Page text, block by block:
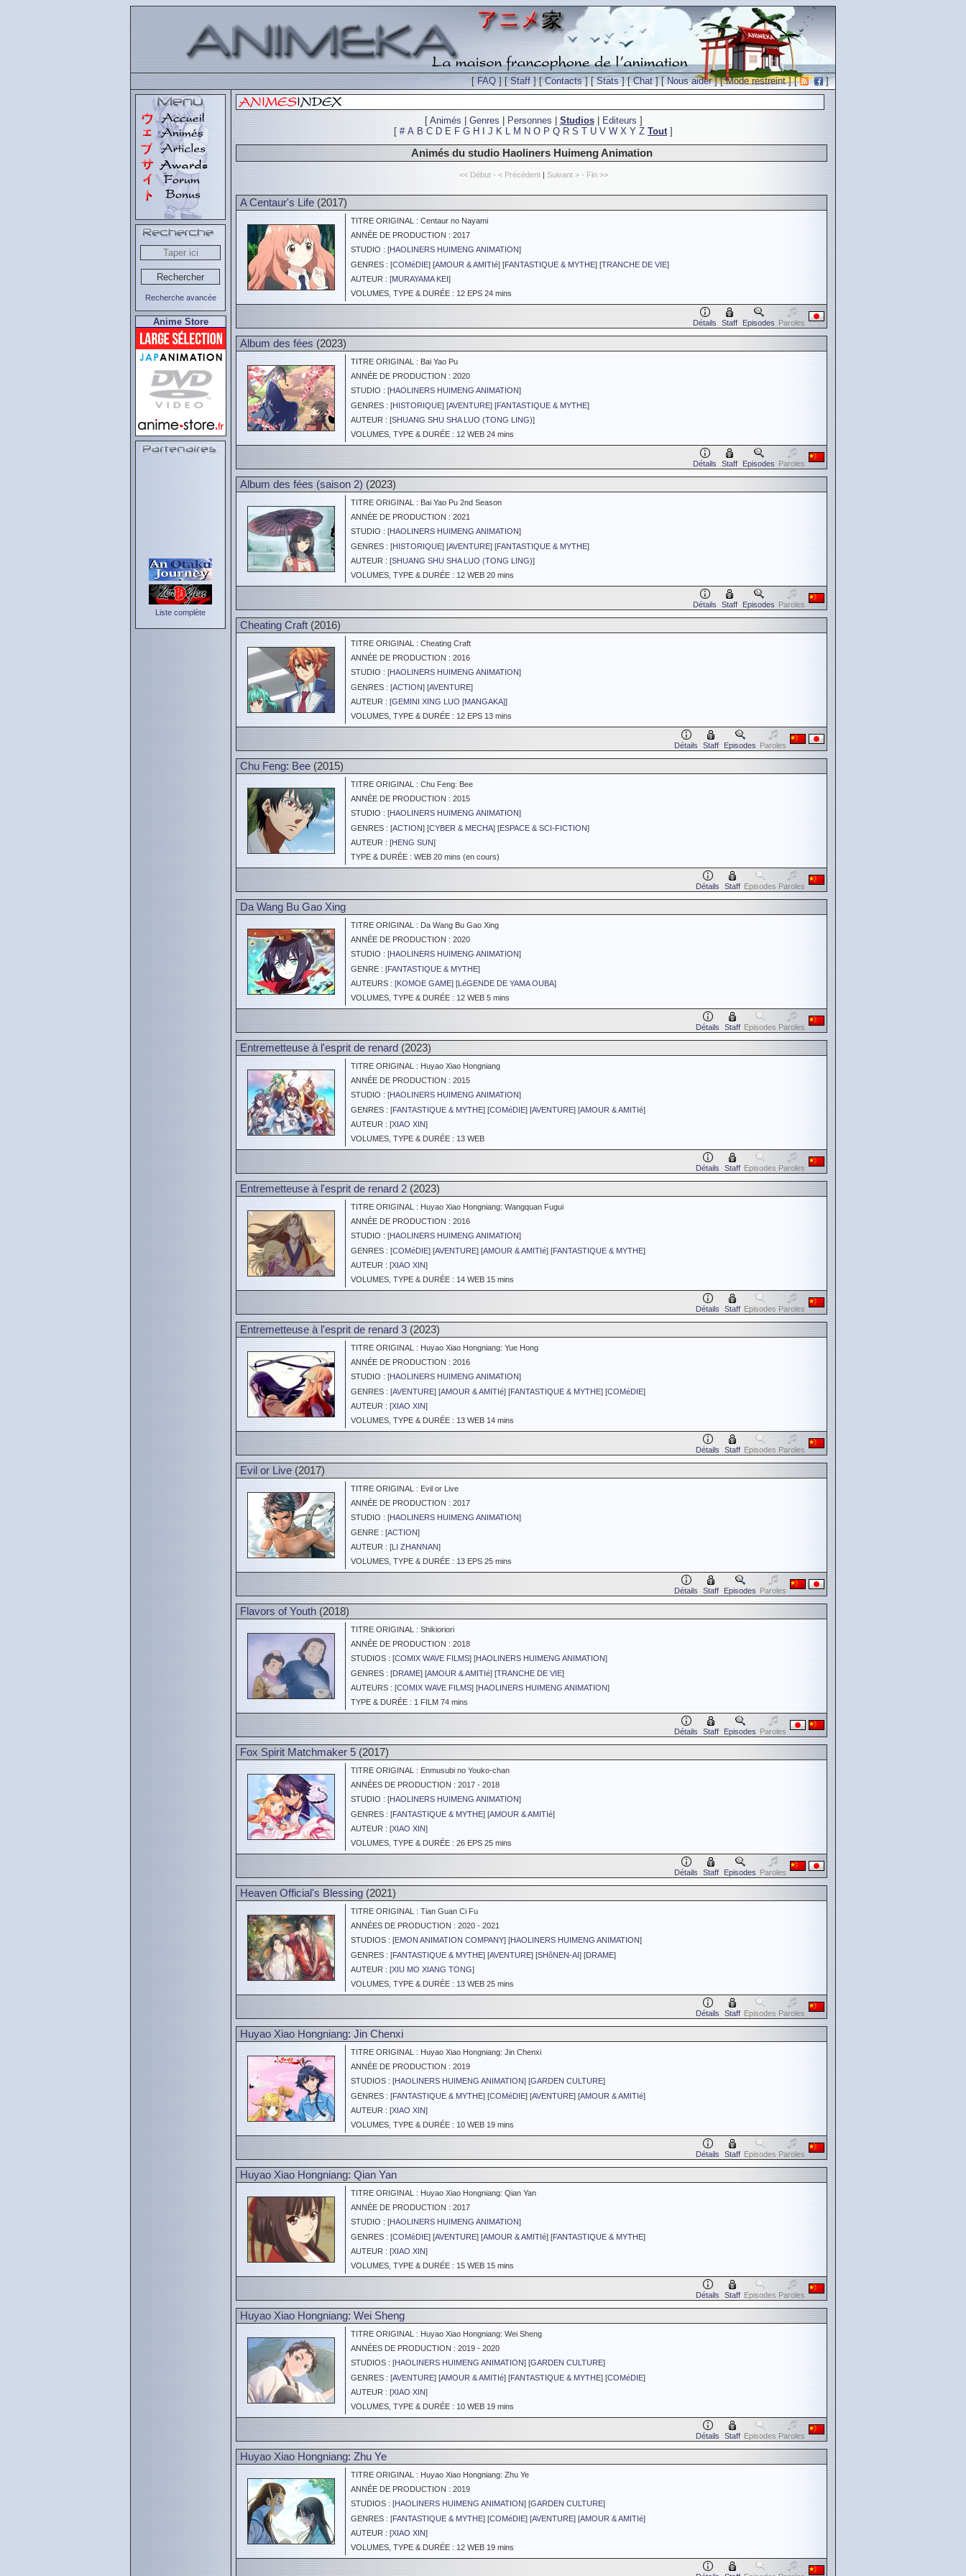
[FAQ ] [Staff ] [Contacts] [Stats] [Chat] [Nous aider] [Mode restreint] [ ]
Recherche avancée
Anime Store
Liste complète
[ Animés Genres Personnes Studios| Editeurs ]
[ # A B C D E F G H J K L M N O P Q R S T U V W X Y Z Tout]
Animés du studio Haoliners Huimeng Animation
<< Début - < Précédent | Suivant > - Fin >>
A Centaur's Life (2017)
TITRE ORIGINAL : Centaur no Nayami
ANNÉE DE PRODUCTION : 2017
STUDIO : [HAOLINERS HUIMENG ANIMATION]
GENRES : [COMéDIE] [AMOUR & AMITIé] [FANTASTIQUE & MYTHE] [TRANCHE DE VIE]
AUTEUR : [MURAYAMA KEI]
VOLUMES, TYPE & DURÉE : 12 EPS 24 mins
Détails Staff Episodes Paroles
Album des fées (2023)
TITRE ORIGINAL : Bai Yao Pu
ANNÉE DE PRODUCTION : 2020
STUDIO : [HAOLINERS HUIMENG ANIMATION]
GENRES : [HISTORIQUE] [AVENTURE] [FANTASTIQUE & MYTHE]
AUTEUR : [SHUANG SHU SHA LUO (TONG LING)]
VOLUMES, TYPE & DURÉE : 12 WEB 24 mins
Détails Staff Episodes Paroles
Album des fées (saison 2) (2023)
TITRE ORIGINAL : Bai Yao Pu 2nd Season
ANNÉE DE PRODUCTION : 2021
STUDIO : [HAOLINERS HUIMENG ANIMATION]
GENRES : [HISTORIQUE] [AVENTURE] [FANTASTIQUE & MYTHE]
AUTEUR : [SHUANG SHU SHA LUO (TONG LING)]
VOLUMES, TYPE & DURÉE : 12 WEB 20 mins
Détails Staff Episodes Paroles
Cheating Craft (2016)
TITRE ORIGINAL : Cheating Craft
ANNÉE DE PRODUCTION : 2016
STUDIO : [HAOLINERS HUIMENG ANIMATION]
GENRES : [ACTION] [AVENTURE]
AUTEUR : [GEMINI XING LUO [MANGAKA]]
VOLUMES, TYPE & DURÉE : 12 EPS 13 mins
Détails Staff Episodes Paroles
Chu Feng: Bee (2015)
TITRE ORIGINAL : Chu Feng: Bee
ANNÉE DE PRODUCTION : 2015
STUDIO : [HAOLINERS HUIMENG ANIMATION]
GENRES : [ACTION] [CYBER & MECHA] [ESPACE & SCI-FICTION]
AUTEUR : [HENG SUN]
TYPE & DURÉE : WEB 20 mins (en cours)
Détails Staff Episodes Paroles
Da Wang Bu Gao Xing
TITRE ORIGINAL : Da Wang Bu Gao Xing
ANNÉE DE PRODUCTION : 2020
STUDIO : [HAOLINERS HUIMENG ANIMATION]
GENRE : [FANTASTIQUE & MYTHE]
AUTEURS : [KOMOE GAME] [LéGENDE DE YAMA OUBA]
VOLUMES, TYPE & DURÉE : 12 WEB 5 mins
Détails Staff Episodes Paroles
Entremetteuse à l'esprit de renard (2023)
TITRE ORIGINAL : Huyao Xiao Hongniang
ANNÉE DE PRODUCTION : 2015
STUDIO : [HAOLINERS HUIMENG ANIMATION]
GENRES : [FANTASTIQUE & MYTHE] [COMéDIE] [AVENTURE] [AMOUR & AMITIé]
AUTEUR : [XIAO XIN]
VOLUMES, TYPE & DURÉE : 13 WEB
Détails Staff Episodes Paroles
Entremetteuse à l'esprit de renard 2 (2023)
TITRE ORIGINAL : Huyao Xiao Hongniang: Wangquan Fugui
ANNÉE DE PRODUCTION : 2016
STUDIO : [HAOLINERS HUIMENG ANIMATION]
GENRES : [COMéDIE] [AVENTURE] [AMOUR & AMITIé] [FANTASTIQUE & MYTHE]
AUTEUR : [XIAO XIN]
VOLUMES, TYPE & DURÉE : 14 WEB 15 mins
Détails Staff Episodes Paroles
Entremetteuse à l'esprit de renard 3 (2023)
TITRE ORIGINAL : Huyao Xiao Hongniang: Yue Hong
ANNÉE DE PRODUCTION : 2016
STUDIO : [HAOLINERS HUIMENG ANIMATION]
GENRES : [AVENTURE] [AMOUR & AMITIé] [FANTASTIQUE & MYTHE] [COMéDIE]
AUTEUR : [XIAO XIN]
VOLUMES, TYPE & DURÉE : 13 WEB 14 mins
Détails Staff Episodes Paroles
Evil or Live (2017)
TITRE ORIGINAL : Evil or Live
ANNÉE DE PRODUCTION : 2017
STUDIO : [HAOLINERS HUIMENG ANIMATION]
GENRE : [ACTION]
AUTEUR : [LI ZHANNAN]
VOLUMES, TYPE & DURÉE : 13 EPS 25 mins
Détails Staff Episodes Paroles
Flavors of Youth (2018)
TITRE ORIGINAL : Shikioriori
ANNÉE DE PRODUCTION : 2018
STUDIOS : [COMIX WAVE FILMS] [HAOLINERS HUIMENG ANIMATION]
GENRES : [DRAME] [AMOUR & AMITIé] [TRANCHE DE VIE]
AUTEURS : [COMIX WAVE FILMS] [HAOLINERS HUIMENG ANIMATION]
TYPE & DURÉE : 1 FILM 74 mins
Détails Staff Episodes Paroles
Fox Spirit Matchmaker 5 (2017)
TITRE ORIGINAL : Enmusubi no Youko-chan
ANNÉES DE PRODUCTION : 2017 - 2018
STUDIO : [HAOLINERS HUIMENG ANIMATION]
GENRES : [FANTASTIQUE & MYTHE] [AMOUR & AMITIé]
AUTEUR : [XIAO XIN]
VOLUMES, TYPE & DURÉE : 26 EPS 25 mins
Détails Staff Episodes Paroles
Heaven Official's Blessing (2021)
TITRE ORIGINAL : Tian Guan Ci Fu
ANNÉES DE PRODUCTION : 2020 - 2021
STUDIOS : [EMON ANIMATION COMPANY] [HAOLINERS HUIMENG ANIMATION]
GENRES : [FANTASTIQUE & MYTHE] [AVENTURE] [SHôNEN-AI] [DRAME]
AUTEUR : [XIU MO XIANG TONG]
VOLUMES, TYPE & DURÉE : 13 WEB 25 mins
Détails Staff Episodes Paroles
Huyao Xiao Hongniang: Jin Chenxi
TITRE ORIGINAL : Huyao Xiao Hongniang: Jin Chenxi
ANNÉE DE PRODUCTION : 2019
STUDIOS : [HAOLINERS HUIMENG ANIMATION] [GARDEN CULTURE]
GENRES : [FANTASTIQUE & MYTHE] [COMéDIE] [AVENTURE] [AMOUR & AMITIé]
AUTEUR : [XIAO XIN]
VOLUMES, TYPE & DURÉE : 10 WEB 19 mins
Détails Staff Episodes Paroles
Huyao Xiao Hongniang: Qian Yan
TITRE ORIGINAL : Huyao Xiao Hongniang: Qian Yan
ANNÉE DE PRODUCTION : 2017
STUDIO : [HAOLINERS HUIMENG ANIMATION]
GENRES : [COMéDIE] [AVENTURE] [AMOUR & AMITIé] [FANTASTIQUE & MYTHE]
AUTEUR : [XIAO XIN]
VOLUMES, TYPE & DURÉE : 15 WEB 15 mins
Détails Staff Episodes Paroles
Huyao Xiao Hongniang: Wei Sheng
TITRE ORIGINAL : Huyao Xiao Hongniang: Wei Sheng
ANNÉES DE PRODUCTION : 2019 - 2020
STUDIOS : [HAOLINERS HUIMENG ANIMATION] [GARDEN CULTURE]
GENRES : [AVENTURE] [AMOUR & AMITIé] [FANTASTIQUE & MYTHE] [COMéDIE]
AUTEUR : [XIAO XIN]
VOLUMES, TYPE & DURÉE : 10 WEB 19 mins
Détails Staff Episodes Paroles
Huyao Xiao Hongniang: Zhu Ye
TITRE ORIGINAL : Huyao Xiao Hongniang: Zhu Ye
ANNÉE DE PRODUCTION : 2019
STUDIOS : [HAOLINERS HUIMENG ANIMATION] [GARDEN CULTURE]
GENRES : [FANTASTIQUE & MYTHE] [COMéDIE] [AVENTURE] [AMOUR & AMITIé]
AUTEUR : [XIAO XIN]
VOLUMES, TYPE & DURÉE : 12 WEB 19 mins